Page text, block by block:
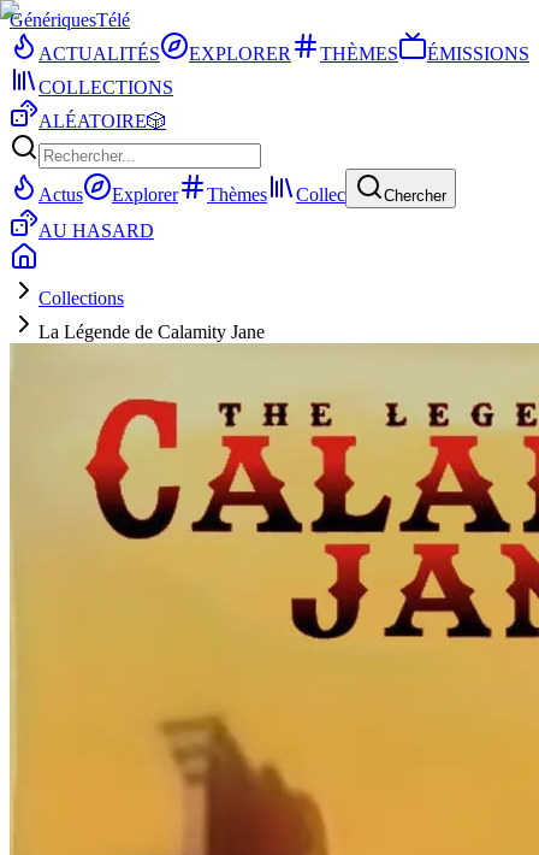
GénériquesTélé
ACTUALITÉS
EXPLORER THÈMES
ÉMISSIONS
COLLECTIONS
ALÉATOIRE🎲
Actus Explorer Thèmes Collec Chercher
AU HASARD
Collections
La Légende de Calamity Jane